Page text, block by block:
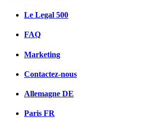
Le Legal 500
FAQ
Marketing
Contactez-nous
Allemagne DE
Paris FR